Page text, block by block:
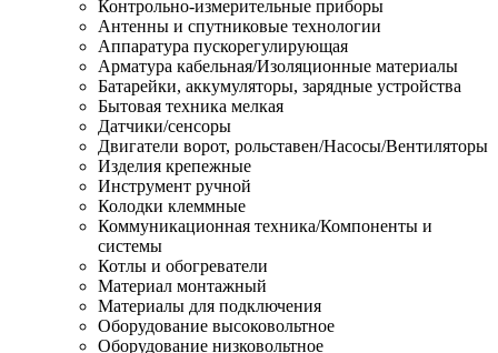
Контрольно-измерительные приборы
Антенны и спутниковые технологии
Аппаратура пускорегулирующая
Арматура кабельная/Изоляционные материалы
Батарейки, аккумуляторы, зарядные устройства
Бытовая техника мелкая
Датчики/сенсоры
Двигатели ворот, рольставен/Насосы/Вентиляторы
Изделия крепежные
Инструмент ручной
Колодки клеммные
Коммуникационная техника/Компоненты и
системы
Котлы и обогреватели
Материал монтажный
Материалы для подключения
Оборудование высоковольтное
Оборудование низковольтное